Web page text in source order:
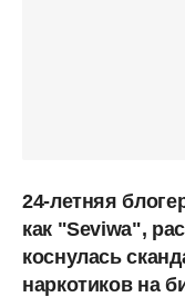
24-летняя
как "Seviwa",
коснулась
наркотиков на